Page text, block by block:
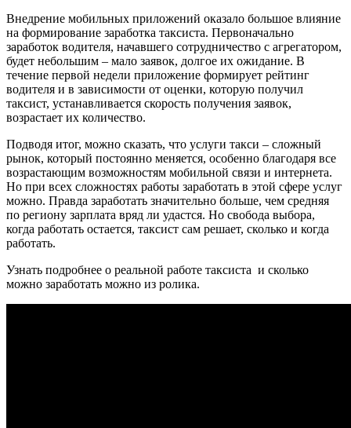
Внедрение мобильных приложений оказало большое влияние
на формирование заработка таксиста. Первоначально
заработок водителя, начавшего сотрудничество с агрегатором,
будет небольшим – мало заявок, долгое их ожидание. В
течение первой недели приложение формирует рейтинг
водителя и в зависимости от оценки, которую получил
таксист, устанавливается скорость получения заявок,
возрастает их количество.
Подводя итог, можно сказать, что услуги такси – сложный
рынок, который постоянно меняется, особенно благодаря все
возрастающим возможностям мобильной связи и интернета.
Но при всех сложностях работы заработать в этой сфере услуг
можно. Правда заработать значительно больше, чем средняя
по региону зарплата вряд ли удастся. Но свобода выбора,
когда работать остается, таксист сам решает, сколько и когда
работать.
Узнать подробнее о реальной работе таксиста и сколько
можно заработать можно из ролика.